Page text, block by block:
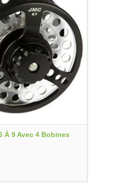
À 9 Avec 4 Bobines